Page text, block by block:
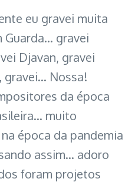
eu gravei muita
Guarda… gravei
Djavan, gravei
gravei… Nossa!
da época
muito
época da pandemia
assim… adoro
foram projetos